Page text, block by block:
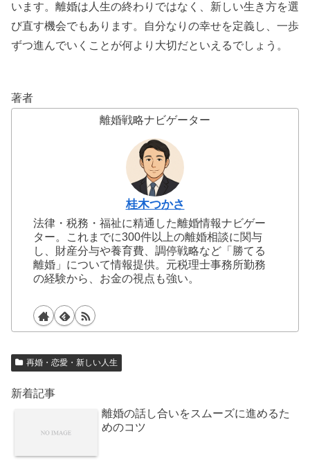
います。離婚は人生の終わりではなく、新しい生き方を選
び直す機会でもあります。自分なりの幸せを定義し、一歩
ずつ進んでいくことが何より大切だといえるでしょう。
著者
離婚戦略ナビゲーター
桂木つかさ
法律・税務・福祉に精通した離婚情報ナビゲー
ター。これまでに300件以上の離婚相談に関与
し、財産分与や養育費、調停戦略など「勝てる
離婚」について情報提供。元税理士事務所勤務
の経験から、お金の視点も強い。
再婚・恋愛・新しい人生
新着記事
離婚の話し合いをスムーズに進めるた
めのコツ